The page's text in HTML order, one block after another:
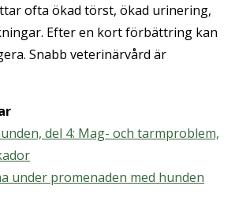
ofta ökad törst, ökad urinering,
Efter en kort förbättring kan
Snabb veterinärvård är
del 4: Mag- och tarmproblem,
under promenaden med hunden